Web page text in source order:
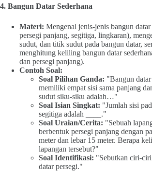
4. Bangun Datar Sederhana
Materi: Mengenal jenis-jenis bangun datar
persegi panjang, segitiga, lingkaran),
sudut, dan titik sudut pada bangun datar,
menghitung keliling bangun datar
dan persegi panjang).
Contoh Soal:
Soal Pilihan Ganda: "Bangun
memiliki empat sisi sama panjang
sudut siku-siku adalah…"
Soal Isian Singkat: "Jumlah sisi
segitiga adalah ____."
Soal Uraian/Cerita: "Sebuah
berbentuk persegi panjang dengan
meter dan lebar 15 meter. Berapa
lapangan tersebut?"
Soal Identifikasi: "Sebutkan ciri-
datar persegi."